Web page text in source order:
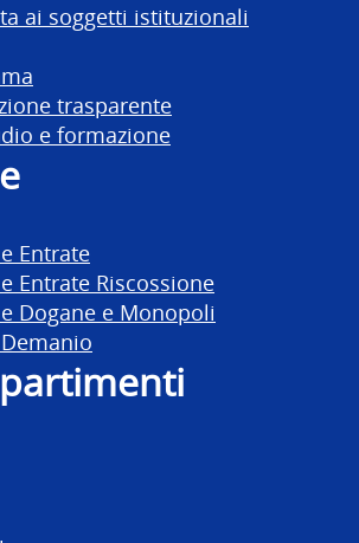
ai soggetti istituzionali
trasparente
e formazione
Entrate
Entrate Riscossione
Dogane e Monopoli